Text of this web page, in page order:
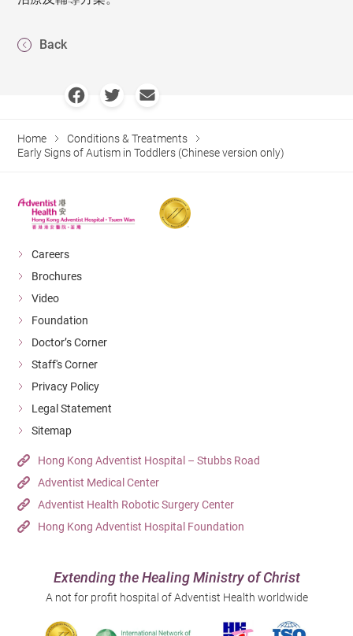
Back
Home
Conditions & Treatments
Early Signs of Autism in Toddlers (Chinese version only)
Careers
Brochures
Video
Foundation
Doctor’s Corner
Staff's Corner
Privacy Policy
Legal Statement
Sitemap
Hong Kong Adventist Hospital – Stubbs Road
Adventist Medical Center
Adventist Health Robotic Surgery Center
Hong Kong Adventist Hospital Foundation
Extending the Healing Ministry of Christ
A not for profit hospital of Adventist Health worldwide